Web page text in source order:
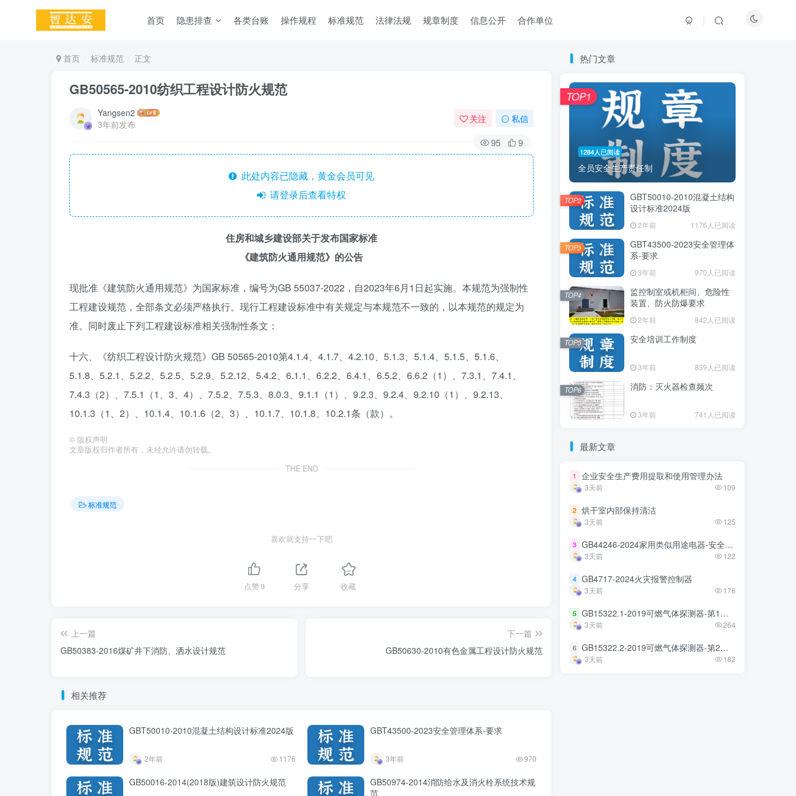
首页 隐患排查 各类台账 操作规程 标准规范 法律法规 规章制度 信息公开 合作单位
首页 标准规范 正文
GB50565-2010纺织工程设计防火规范
Yangsen2
3年前发布
关注 私信
95 9
此处内容已隐藏，黄金会员可见
请登录后查看特权
住房和城乡建设部关于发布国家标准
《建筑防火通用规范》的公告
现批准《建筑防火通用规范》为国家标准，编号为GB 55037-2022，自2023年6月1日起实施。本规范为强制性
工程建设规范，全部条文必须严格执行。现行工程建设标准中有关规定与本规范不一致的，以本规范的规定为
准。同时废止下列工程建设标准相关强制性条文：
十六、《纺织工程设计防火规范》GB 50565-2010第4.1.4、4.1.7、4.2.10、5.1.3、5.1.4、5.1.5、5.1.6、
5.1.8、5.2.1、5.2.2、5.2.5、5.2.9、5.2.12、5.4.2、6.1.1、6.2.2、6.4.1、6.5.2、6.6.2（1）、7.3.1、7.4.1、
7.4.3（2）、7.5.1（1、3、4）、7.5.2、7.5.3、8.0.3、9.1.1（1）、9.2.3、9.2.4、9.2.10（1）、9.2.13、
10.1.3（1、2）、10.1.4、10.1.6（2、3）、10.1.7、10.1.8、10.2.1条（款）。
© 版权声明
文章版权归作者所有，未经允许请勿转载。
THE END
标准规范
喜欢就支持一下吧
点赞9 分享 收藏
上一篇
GB50383-2016煤矿井下消防、洒水设计规范
下一篇
GB50630-2010有色金属工程设计防火规范
相关推荐
GBT50010-2010混凝土结构设计标准2024版
2年前 1176
GBT43500-2023安全管理体系-要求
3年前 970
GB50016-2014(2018版)建筑设计防火规范
GB50974-2014消防给水及消火栓系统技术规
范
热门文章
1284人已阅读
全员安全生产责任制
TOP1
GBT50010-2010混凝土结构
设计标准2024版
2年前 1176人已阅读
TOP2
GBT43500-2023安全管理体
系-要求
3年前 970人已阅读
TOP3
监控制室或机柜间、危险性
装置、防火防爆要求
2年前 842人已阅读
TOP4
安全培训工作制度
3年前 839人已阅读
TOP5
消防：灭火器检查频次
3年前 741人已阅读
TOP6
最新文章
1 企业安全生产费用提取和使用管理办法
3天前 109
2 烘干室内部保持清洁
3天前 125
3 GB44246-2024家用类似用途电器-安全技术规范
3天前 122
4 GB4717-2024火灾报警控制器
3天前 176
5 GB15322.1-2019可燃气体探测器-第1部分
3天前 264
6 GB15322.2-2019可燃气体探测器-第2部分
3天前 182
热门文章
1284人已阅读
全员安全生产责任制
TOP1
GBT50010-2010混凝土结构
设计标准2024版
2年前 1176人已阅读
TOP2
GBT43500-2023安全管理体
系-要求
3年前 970人已阅读
TOP3
监控制室或机柜间、危险性
装置、防火防爆要求
2年前 842人已阅读
TOP4
安全培训工作制度
3年前 839人已阅读
TOP5
消防：灭火器检查频次
3年前 741人已阅读
TOP6
最新文章
1 企业安全生产费用提取和使用管理办法
3天前 109
2 烘干室内部保持清洁
3天前 125
3 GB44246-2024家用类似用途电器-安全技术规范
3天前 122
4 GB4717-2024火灾报警控制器
3天前 176
5 GB15322.1-2019可燃气体探测器-第1部分
3天前 264
6 GB15322.2-2019可燃气体探测器-第2部分
3天前 182